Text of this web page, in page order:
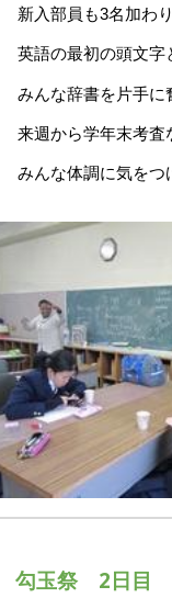
新入部員も3名加わ
英語の最初の頭文字
みんな辞書を片手に
来週から学年末考査
みんな体調に気をつ
勾玉祭 2日目